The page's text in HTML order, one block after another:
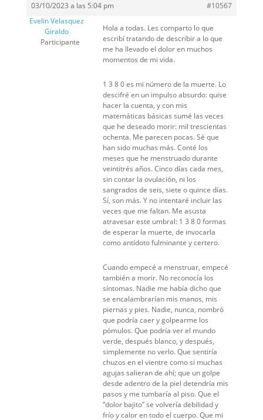
03/10/2023 a las 5:04 pm
#10567
Evelin Velasquez
Giraldo
Participante
Hola a todas. Les comparto lo que
escribí tratando de describir a lo que
me ha llevado el dolor en muchos
momentos de mi vida.
1 3 8 0 es mi número de la muerte. Lo
descifré en un impulso absurdo: quise
hacer la cuenta, y con mis
matemáticas básicas sumé las veces
que he deseado morir: mil trescientas
ochenta. Me parecen pocas. Sé que
han sido muchas más. Conté los
meses que he menstruado durante
veintitrés años. Cinco días cada mes,
sin contar la ovulación, ni los
sangrados de seis, siete o quince días.
Sí, son más. Y no intentaré incluir las
veces que me faltan. Me asusta
atravesar este umbral: 1 3 8 0 formas
de esperar la muerte, de invocarla
como antídoto fulminante y certero.
Cuando empecé a menstruar, empecé
también a morir. No reconocía los
síntomas. Nadie me había dicho que
se encalambrarían mis manos, mis
piernas y pies. Nadie, nunca, nombró
que podría caer y golpearme los
pómulos. Que podría ver el mundo
verde, después blanco, y después,
simplemente no verlo. Que sentiría
chuzos en el vientre como si muchas
agujas salieran de ahí; que un golpe
desde adentro de la piel detendría mis
pasos y me tumbaría al piso. Que el
“dolor bajito” se volvería debilidad y
frío y calor en todo el cuerpo. Que mi